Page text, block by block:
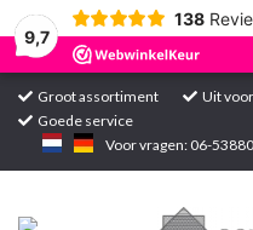
9,7
138
Groot assortiment Uit
Goede service
Voor vragen: 06-
Home